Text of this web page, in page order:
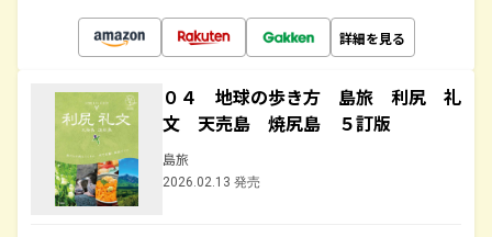
詳細を見る
０４ 地球の歩き方 島旅 利尻 礼
文 天売島 焼尻島 ５訂版
島旅
2026.02.13 発売